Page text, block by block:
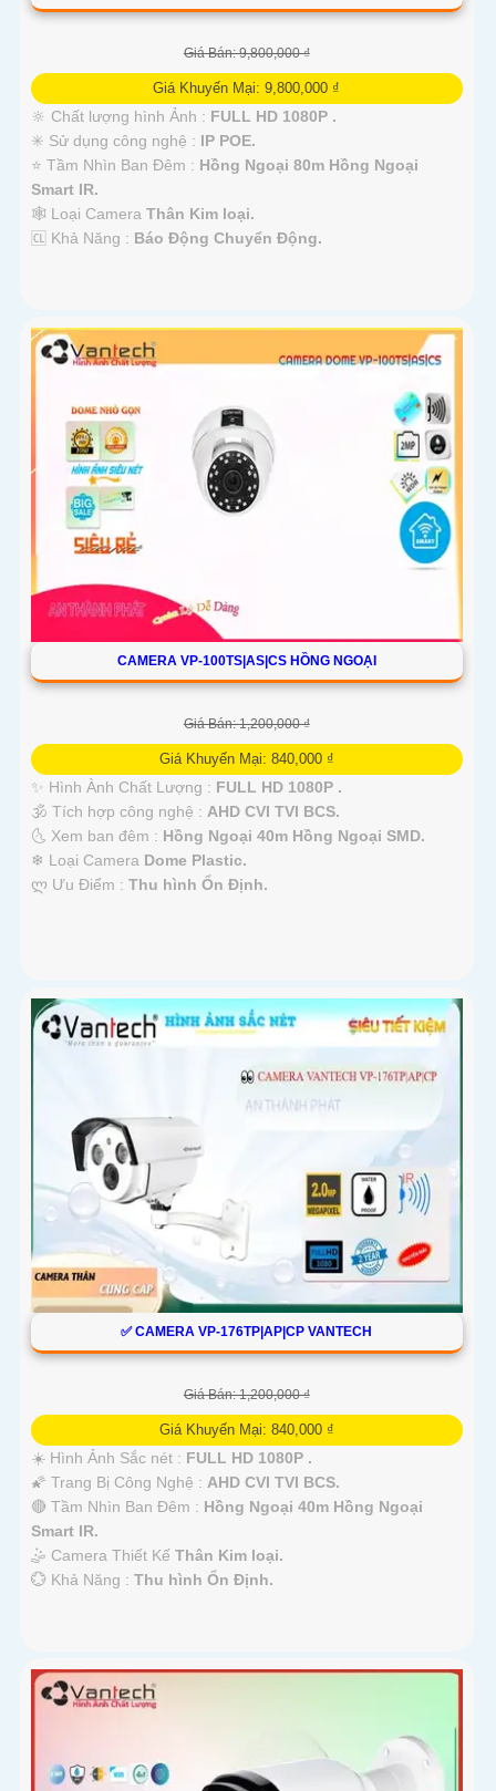
Giá Bán: 9,800,000 ₫
Giá Khuyến Mại: 9,800,000 ₫
🔆 Chất lượng hình Ảnh : FULL HD 1080P .
✳️ Sử dụng công nghệ : IP POE.
⭐ Tầm Nhìn Ban Đêm : Hồng Ngoại 80m Hồng Ngoại
Smart IR.
🕸️ Loại Camera Thân Kim loại.
️🆑 Khả Năng : Báo Động Chuyển Động.
CAMERA VP-100TS|AS|CS HỒNG NGOẠI
Giá Bán: 1,200,000 ₫
Giá Khuyến Mại: 840,000 ₫
✨ Hình Ành Chất Lượng : FULL HD 1080P .
🕉️ Tích hợp công nghệ : AHD CVI TVI BCS.
🌜 Xem ban đêm : Hồng Ngoại 40m Hồng Ngoại SMD.
❄ Loại Camera Dome Plastic.
️ლ Ưu Điểm : Thu hình Ổn Định.
✅ CAMERA VP-176TP|AP|CP VANTECH
Giá Bán: 1,200,000 ₫
Giá Khuyến Mại: 840,000 ₫
☀️ Hình Ảnh Sắc nét : FULL HD 1080P .
🌠 Trang Bị Công Nghệ : AHD CVI TVI BCS.
🔴 Tầm Nhìn Ban Đêm : Hồng Ngoại 40m Hồng Ngoại
Smart IR.
🤹 Camera Thiết Kế Thân Kim loại.
️💮 Khả Năng : Thu hình Ổn Định.